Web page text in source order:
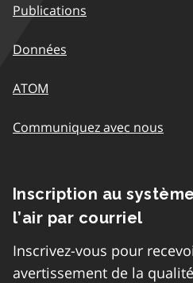
Publications
Données
ATOM
Communiquez avec nous
Inscription au
l’air par courriel
Inscrivez-vous pour
avertissement de la